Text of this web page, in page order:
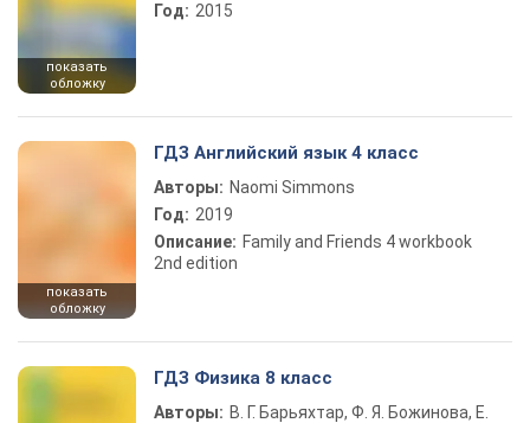
показать
обложку
Год: 2015
показать
обложку
ГДЗ Английский язык 4 класс
Авторы: Naomi Simmons
Год: 2019
Описание: Family and Friends 4 workbook
2nd edition
ГДЗ Физика 8 класс
Авторы: В. Г. Барьяхтар, Ф. Я. Божинова, Е.